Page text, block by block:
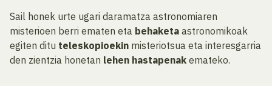
Sail honek urte ugari daramatza astronomiaren
misterioen berri ematen eta behaketa astronomikoak
egiten ditu teleskopioekin misteriotsua eta interesgarria
den zientzia honetan lehen hastapenak emateko.